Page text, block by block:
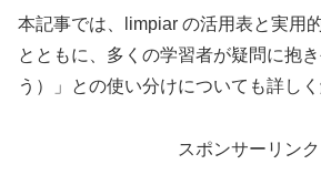
本記事では、limpiar の活用表と実用
とともに、多くの学習者が疑問に抱
う）」との使い分けについても詳しく
スポンサーリンク